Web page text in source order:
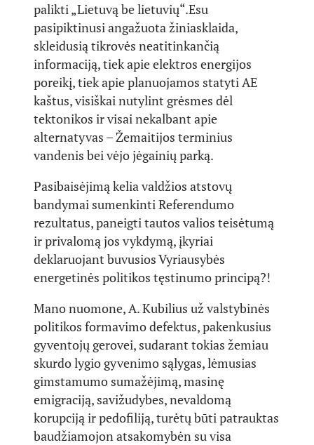
palikti „Lietuvą be lietuvių“.Esu
pasipiktinusi angažuota žiniasklaida,
skleidusią tikrovės neatitinkančią
informaciją, tiek apie elektros energijos
poreikį, tiek apie planuojamos statyti AE
kaštus, visiškai nutylint grėsmes dėl
tektonikos ir visai nekalbant apie
alternatyvas – Žemaitijos terminius
vandenis bei vėjo jėgainių parką.
Pasibaisėjimą kelia valdžios atstovų
bandymai sumenkinti Referendumo
rezultatus, paneigti tautos valios teisėtumą
ir privalomą jos vykdymą, įkyriai
deklaruojant buvusios Vyriausybės
energetinės politikos tęstinumo principą?!
Mano nuomone, A. Kubilius už valstybinės
politikos formavimo defektus, pakenkusius
gyventojų gerovei, sudarant tokias žemiau
skurdo lygio gyvenimo sąlygas, lėmusias
gimstamumo sumažėjimą, masinę
emigraciją, savižudybes, nevaldomą
korupciją ir pedofiliją, turėtų būti patrauktas
baudžiamojon atsakomybėn su visa